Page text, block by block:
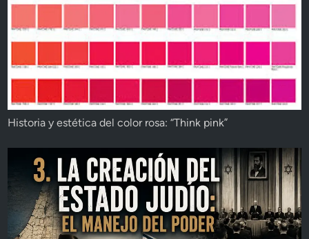
Historia y estética del color rosa: “Think pink”